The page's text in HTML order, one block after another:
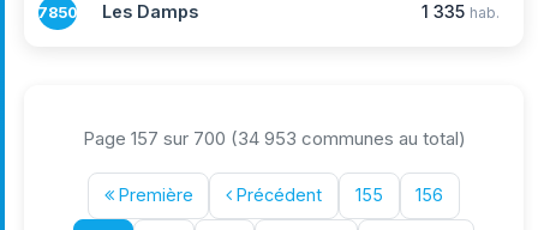
7850 Les Damps 1 335 hab.
Page 157 sur 700 (34 953 communes au total)
Première Précédent 155 156